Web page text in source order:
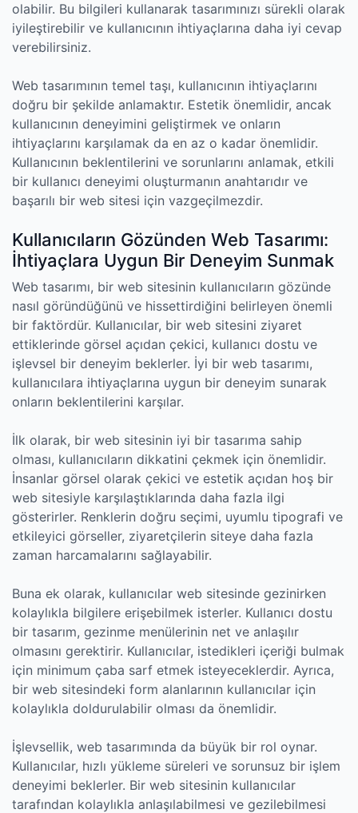
olabilir. Bu bilgileri kullanarak tasarımınızı sürekli olarak
iyileştirebilir ve kullanıcının ihtiyaçlarına daha iyi cevap
verebilirsiniz.
Web tasarımının temel taşı, kullanıcının ihtiyaçlarını
doğru bir şekilde anlamaktır. Estetik önemlidir, ancak
kullanıcının deneyimini geliştirmek ve onların
ihtiyaçlarını karşılamak da en az o kadar önemlidir.
Kullanıcının beklentilerini ve sorunlarını anlamak, etkili
bir kullanıcı deneyimi oluşturmanın anahtarıdır ve
başarılı bir web sitesi için vazgeçilmezdir.
Kullanıcıların Gözünden Web Tasarımı:
İhtiyaçlara Uygun Bir Deneyim Sunmak
Web tasarımı, bir web sitesinin kullanıcıların gözünde
nasıl göründüğünü ve hissettirdiğini belirleyen önemli
bir faktördür. Kullanıcılar, bir web sitesini ziyaret
ettiklerinde görsel açıdan çekici, kullanıcı dostu ve
işlevsel bir deneyim beklerler. İyi bir web tasarımı,
kullanıcılara ihtiyaçlarına uygun bir deneyim sunarak
onların beklentilerini karşılar.
İlk olarak, bir web sitesinin iyi bir tasarıma sahip
olması, kullanıcıların dikkatini çekmek için önemlidir.
İnsanlar görsel olarak çekici ve estetik açıdan hoş bir
web sitesiyle karşılaştıklarında daha fazla ilgi
gösterirler. Renklerin doğru seçimi, uyumlu tipografi ve
etkileyici görseller, ziyaretçilerin siteye daha fazla
zaman harcamalarını sağlayabilir.
Buna ek olarak, kullanıcılar web sitesinde gezinirken
kolaylıkla bilgilere erişebilmek isterler. Kullanıcı dostu
bir tasarım, gezinme menülerinin net ve anlaşılır
olmasını gerektirir. Kullanıcılar, istedikleri içeriği bulmak
için minimum çaba sarf etmek isteyeceklerdir. Ayrıca,
bir web sitesindeki form alanlarının kullanıcılar için
kolaylıkla doldurulabilir olması da önemlidir.
İşlevsellik, web tasarımında da büyük bir rol oynar.
Kullanıcılar, hızlı yükleme süreleri ve sorunsuz bir işlem
deneyimi beklerler. Bir web sitesinin kullanıcılar
tarafından kolaylıkla anlaşılabilmesi ve gezilebilmesi